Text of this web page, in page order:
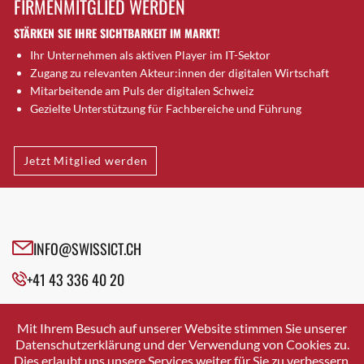
Brütten
Bubendorf
Bubikon
Buchs (SG)
Burgdorf
Bülach
Cazis
Cham
Davos Platz
Davos Platz 1
Dietikon
Dietlikon
FIRMENMITGLIED WERDEN
STÄRKEN SIE IHRE SICHTBARKEIT IM MARKT!
Ihr Unternehmen als aktiven Player im IT-Sektor
Zugang zu relevanten Akteur:innen der digitalen Wirtschaft
Mitarbeitende am Puls der digitalen Schweiz
Gezielte Unterstützung für Fachbereiche und Führung
Jetzt Mitglied werden
INFO@SWISSICT.CH
+41 43 336 40 20
SWISSICT
VULKANSTRASSE 120
8048 ZURICH
Mit Ihrem Besuch auf unserer Website stimmen Sie unserer
Datenschutzerklärung und der Verwendung von Cookies zu.
Dies erlaubt uns unsere Services weiter für Sie zu verbessern.